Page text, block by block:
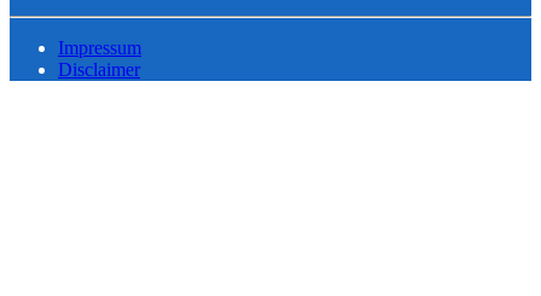
Impressum
Disclaimer